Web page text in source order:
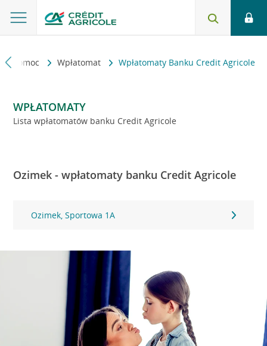
i pomoc Wpłatomat Wpłatomaty Banku Credit Agricole
WPŁATOMATY
Lista wpłatomatów banku Credit Agricole
Ozimek - wpłatomaty banku Credit Agricole
Ozimek, Sportowa 1A